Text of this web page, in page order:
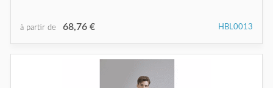
à partir de 68,76 € HBL0013